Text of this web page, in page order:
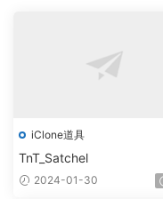
iClone道具
TnT_Satchel
2024-01-30